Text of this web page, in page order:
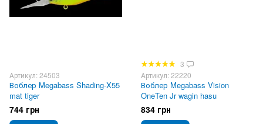
Артикул: 24503
Воблер Megabass Shading-X55
mat tiger
744 грн
3
Артикул: 22220
Воблер Megabass Vision
OneTen Jr wagin hasu
834 грн